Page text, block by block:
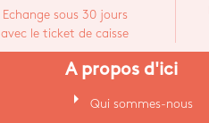
Echange sous 30 jours
avec le ticket de caisse
A propos d'ici
arrow_right Qui sommes-nous